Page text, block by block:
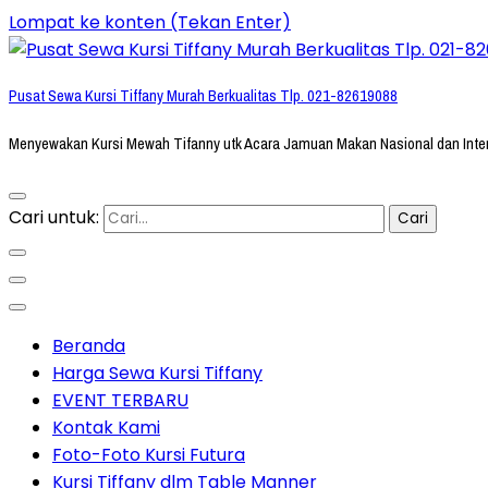
Lompat ke konten (Tekan Enter)
Pusat Sewa Kursi Tiffany Murah Berkualitas Tlp. 021-82619088
Menyewakan Kursi Mewah Tifanny utk Acara Jamuan Makan Nasional dan
Cari untuk:
Beranda
Harga Sewa Kursi Tiffany
EVENT TERBARU
Kontak Kami
Foto-Foto Kursi Futura
Kursi Tiffany dlm Table Manner